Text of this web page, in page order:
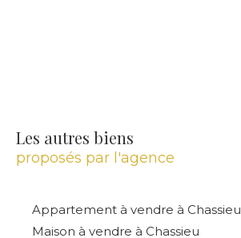
Les autres biens
proposés par l'agence
Appartement à vendre à Chassieu
Maison à vendre à Chassieu